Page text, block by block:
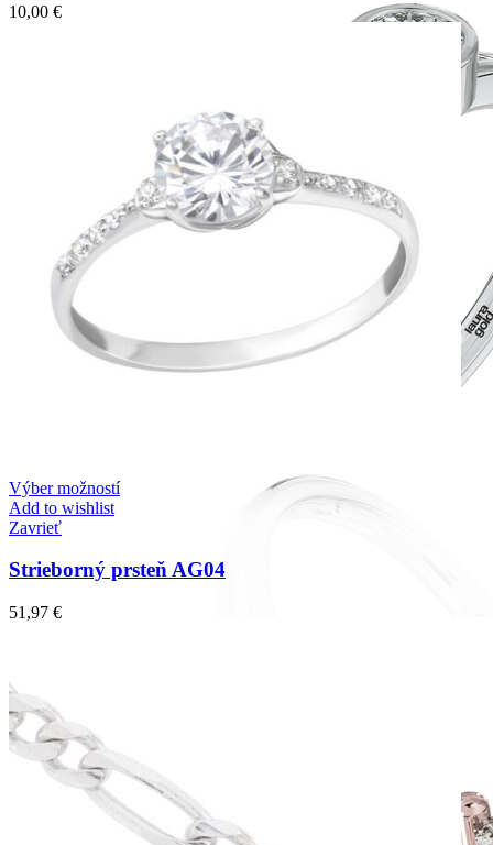
10,00 €
Výber možností
Add to wishlist
Zavrieť
Strieborný prsteň AG04
51,97 €